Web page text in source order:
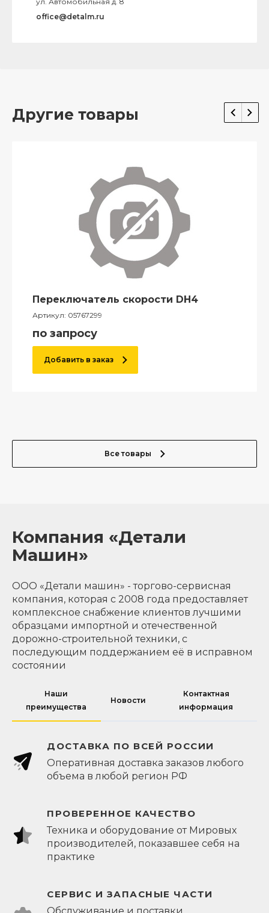
office@detalm.ru
Другие товары
Переключатель скорости DH4
Артикул: 05767299
по запросу
Добавить в заказ
Все товары
Компания «Детали
Машин»
ООО «Детали машин» - торгово-сервисная
компания, которая с 2008 года предоставляет
комплексное снабжение клиентов лучшими
образцами импортной и отечественной
дорожно-строительной техники, с
последующим поддержанием её в исправном
состоянии
Наши
преимущества
Новости
Контактная
информация
ДОСТАВКА ПО ВСЕЙ РОССИИ
Оперативная доставка заказов любого
объема в любой регион РФ
ПРОВЕРЕННОЕ КАЧЕСТВО
Техника и оборудование от Мировых
производителей, показавшее себя на
практике
СЕРВИС И ЗАПАСНЫЕ ЧАСТИ